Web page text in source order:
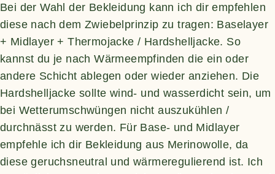
Bei der Wahl der Bekleidung kann ich dir empfehlen
diese nach dem Zwiebelprinzip zu tragen: Baselayer
+ Midlayer + Thermojacke / Hardshelljacke. So
kannst du je nach Wärmeempfinden die ein oder
andere Schicht ablegen oder wieder anziehen. Die
Hardshelljacke sollte wind- und wasserdicht sein, um
bei Wetterumschwüngen nicht auszukühlen /
durchnässt zu werden. Für Base- und Midlayer
empfehle ich dir Bekleidung aus Merinowolle, da
diese geruchsneutral und wärmeregulierend ist. Ich